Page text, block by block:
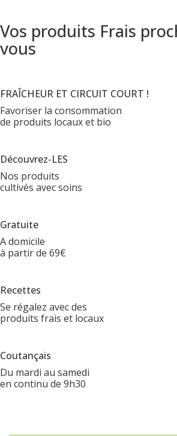
Vos produits Frais
vous
FRAÎCHEUR ET CIRCUIT COURT !
Favoriser la consommation
de produits locaux et bio
Découvrez-LES
Nos produits
cultivés avec soins
Gratuite
A domicile
à partir de 69€
Recettes
Se régalez avec des
produits frais et locaux
Coutançais
Du mardi au samedi
en continu de 9h30